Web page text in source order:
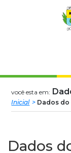
você esta em:
Inicial Dados
Dados